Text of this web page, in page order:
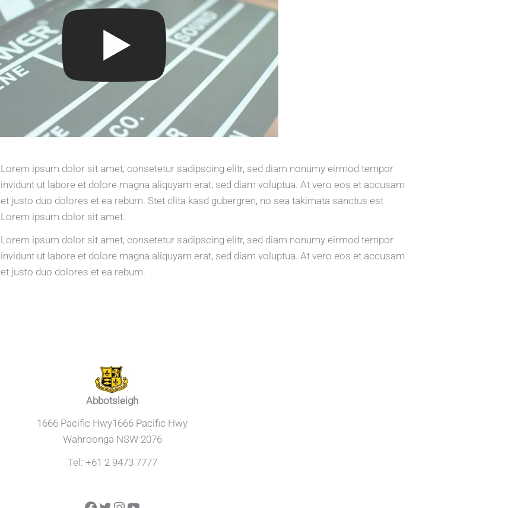
Lorem ipsum dolor sit amet, consetetur sadipscing elitr, sed diam nonumy eirmod tempor
invidunt ut labore et dolore magna aliquyam erat, sed diam voluptua. At vero eos et accusam
et justo duo dolores et ea rebum. Stet clita kasd gubergren, no sea takimata sanctus est
Lorem ipsum dolor sit amet.
Lorem ipsum dolor sit amet, consetetur sadipscing elitr, sed diam nonumy eirmod tempor
invidunt ut labore et dolore magna aliquyam erat, sed diam voluptua. At vero eos et accusam
et justo duo dolores et ea rebum.
Abbotsleigh
1666 Pacific Hwy1666 Pacific Hwy
Wahroonga NSW 2076
Tel: +61 2 9473 7777